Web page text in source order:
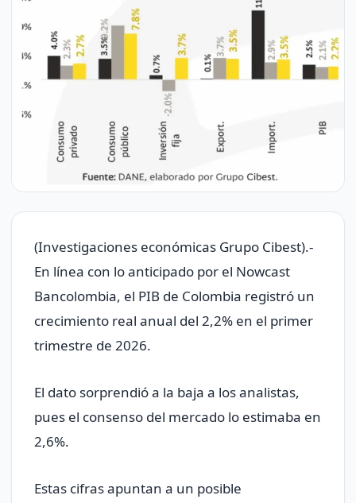
(Investigaciones económicas Grupo Cibest).-
En línea con lo anticipado por el Nowcast
Bancolombia, el PIB de Colombia registró un
crecimiento real anual del 2,2% en el primer
trimestre de 2026.
El dato sorprendió a la baja a los analistas,
pues el consenso del mercado lo estimaba en
2,6%.
Estas cifras apuntan a un posible